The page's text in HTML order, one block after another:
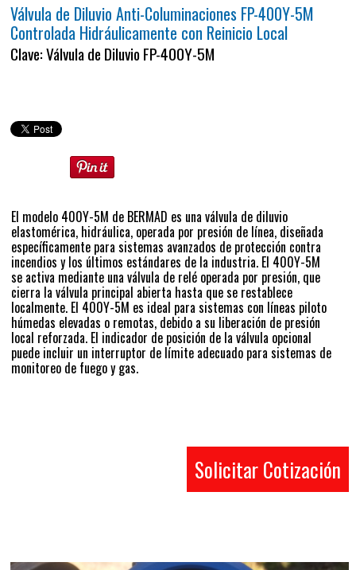
Válvula de Diluvio Anti-Columinaciones FP-400Y-5M
Controlada Hidráulicamente con Reinicio Local
Clave: Válvula de Diluvio FP-400Y-5M
El modelo 400Y-5M de BERMAD es una válvula de diluvio
elastomérica, hidráulica, operada por presión de línea, diseñada
específicamente para sistemas avanzados de protección contra
incendios y los últimos estándares de la industria. El 400Y-5M
se activa mediante una válvula de relé operada por presión, que
cierra la válvula principal abierta hasta que se restablece
localmente. El 400Y-5M es ideal para sistemas con líneas piloto
húmedas elevadas o remotas, debido a su liberación de presión
local reforzada. El indicador de posición de la válvula opcional
puede incluir un interruptor de límite adecuado para sistemas de
monitoreo de fuego y gas.
Solicitar Cotización